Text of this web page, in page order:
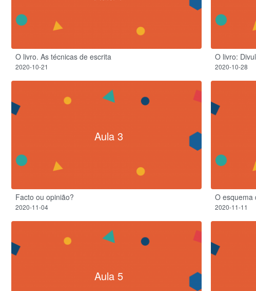
O livro. As técnicas de escrita
2020-10-21
O livro:
2020-10-28
Aula 3
Facto ou opinião?
2020-11-04
O esquema
2020-11-11
Aula 5